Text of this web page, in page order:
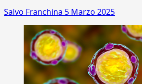
Salvo Franchina 5 Marzo 2025